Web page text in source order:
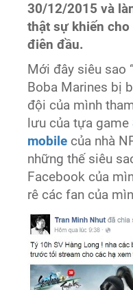
30/12/2015 và
thật sự khiến cho
điên đầu.
Mới đây siêu sao
Boba Marines bị
đội của mình
lưu của tựa game
mobile của nhà
những thế siêu
Facebook của
rê các fan của